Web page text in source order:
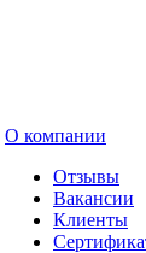
О компании
Отзывы
Вакансии
Клиенты